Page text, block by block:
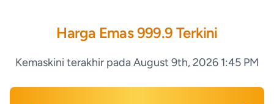
Harga Emas 999.9 Terkini
Kemaskini terakhir padaAugust 9th, 2026 1:45 PM